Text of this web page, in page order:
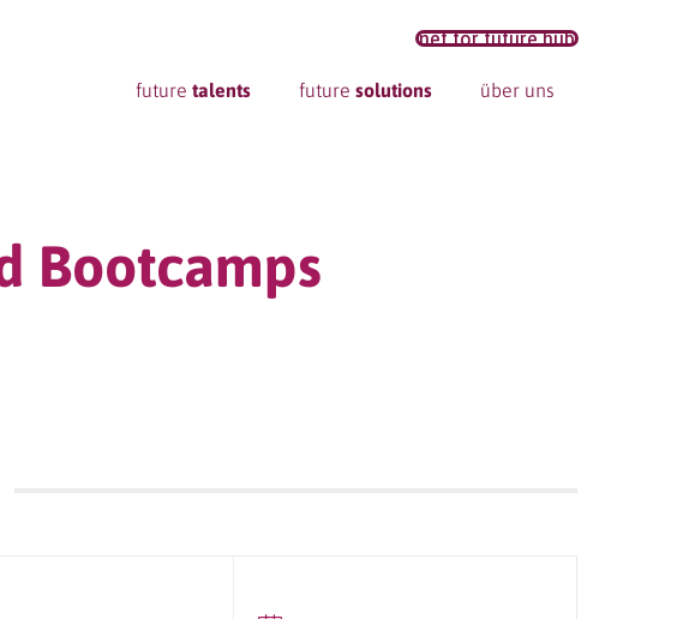
net for future hub
future talents future solutions über uns
Bootcamps